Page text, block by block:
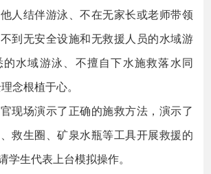
人结伴游泳、不在无家长或老师带领
到无安全设施和无救援人员的水域游
水域游泳、不擅自下水施救落水同
念根植于心。
场演示了正确的施救方法，演示了
救生圈、矿泉水瓶等工具开展救援的
学生代表上台模拟操作。